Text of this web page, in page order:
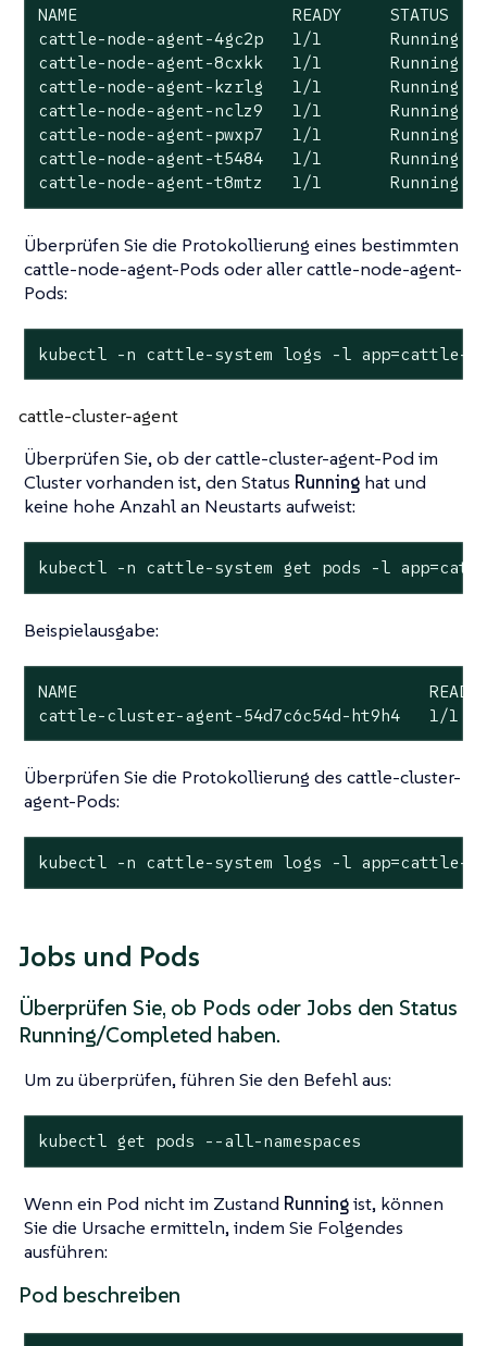
NAME                      READY     STATUS
cattle-node-agent-4gc2p   1/1
cattle-node-agent-8cxkk   1/1
cattle-node-agent-kzrlg   1/1
cattle-node-agent-nclz9   1/1
cattle-node-agent-pwxp7   1/1
cattle-node-agent-t5484   1/1
cattle-node-agent-t8mtz   1/1
Überprüfen Sie die Protokollierung eines bestimmten
cattle-node-agent-Pods oder aller cattle-node-agent-
Pods:
kubectl -n cattle-system logs -l app=cattle-
cattle-cluster-agent
Überprüfen Sie, ob der cattle-cluster-agent-Pod im
Cluster vorhanden ist, den Status Running hat und
keine hohe Anzahl an Neustarts aufweist:
kubectl -n cattle-system get pods -l
Beispielausgabe:
NAME                                    READY
cattle-cluster-agent-54d7c6c54d-ht9h4
Überprüfen Sie die Protokollierung des cattle-cluster-
agent-Pods:
kubectl -n cattle-system logs -l app=cattle-
Jobs und Pods
Überprüfen Sie, ob Pods oder Jobs den Status
Running/Completed haben.
Um zu überprüfen, führen Sie den Befehl aus:
kubectl get pods --all-namespaces
Wenn ein Pod nicht im Zustand Runningist, können
Sie die Ursache ermitteln, indem Sie Folgendes
ausführen:
Pod beschreiben